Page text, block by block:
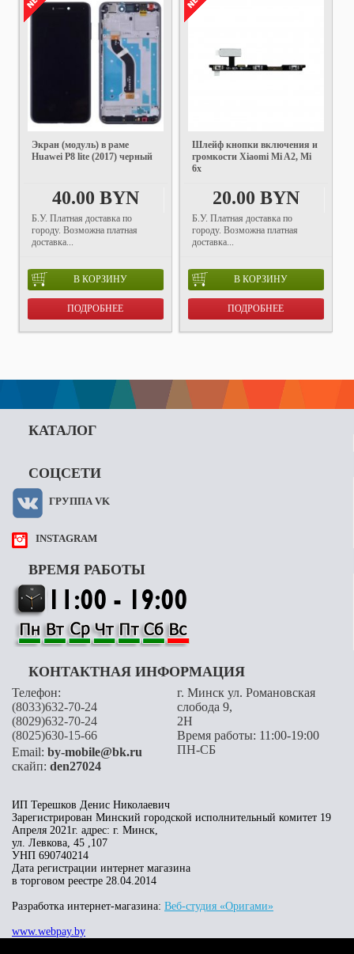
Экран (модуль) в раме
Huawei P8 lite (2017) черный
40.00 BYN
Б.У. Платная доставка по
городу. Возможна платная
доставка...
В КОРЗИНУ
ПОДРОБНЕЕ
Шлейф кнопки включения и
громкости Xiaomi Mi A2, Mi
6x
20.00 BYN
Б.У. Платная доставка по
городу. Возможна платная
доставка...
В КОРЗИНУ
ПОДРОБНЕЕ
КАТАЛОГ
СОЦСЕТИ
ГРУППА VK
INSTAGRAM
ВРЕМЯ РАБОТЫ
КОНТАКТНАЯ ИНФОРМАЦИЯ
Телефон:
(8033)632-70-24
(8029)632-70-24
(8025)630-15-66
Email: by-mobile@bk.ru
скайп: den27024
г. Минск ул. Романовская
слобода 9,
2H
Время работы: 11:00-19:00
ПН-СБ
ИП Терешков Денис Николаевич
Зарегистрирован Минский городской исполнительный комитет 19
Апреля 2021г. адрес: г. Минск,
ул. Левкова, 45 ,107
УНП 690740214
Дата регистрации интернет магазина
в торговом реестре 28.04.2014
Разработка интернет-магазина: Веб-студия «Оригами»
www.webpay.by